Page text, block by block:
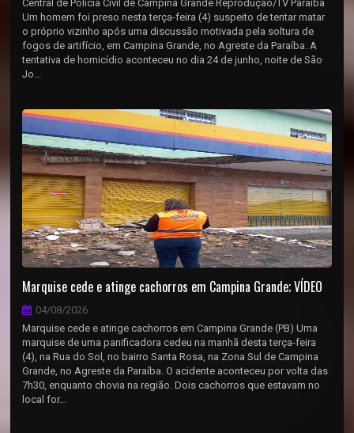
Central de Polícia Civil de Campina Grande Reprodução/TV Paraíba
Um homem foi preso nesta terça-feira (4) suspeito de tentar matar
o próprio vizinho após uma discussão motivada pela soltura de
fogos de artifício, em Campina Grande, no Agreste da Paraíba. A
tentativa de homicídio aconteceu no dia 24 de junho, noite de São
Jo...
Marquise cede e atinge cachorros em Campina Grande; VÍDEO
04/08/2026
Marquise cede e atinge cachorros em Campina Grande (PB) Uma
marquise de uma panificadora cedeu na manhã desta terça-feira
(4), na Rua do Sol, no bairro Santa Rosa, na Zona Sul de Campina
Grande, no Agreste da Paraíba. O acidente aconteceu por volta das
7h30, enquanto chovia na região. Dois cachorros que estavam no
local for...